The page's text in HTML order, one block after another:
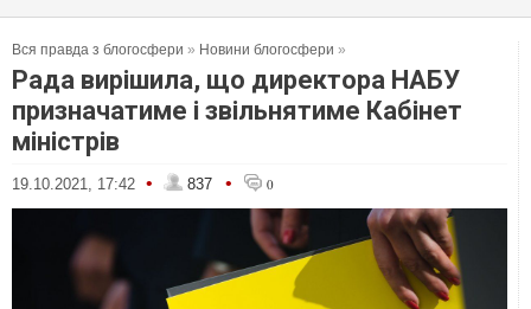
Вся правда з блогосфери » Новини блогосфери »
Рада вирішила, що директора НАБУ
призначатиме і звільнятиме Кабінет
міністрів
19.10.2021, 17:42 • 837 • 0